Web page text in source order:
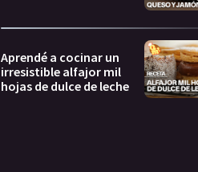
Aprendé a cocinar un
irresistible alfajor mil
hojas de dulce de leche